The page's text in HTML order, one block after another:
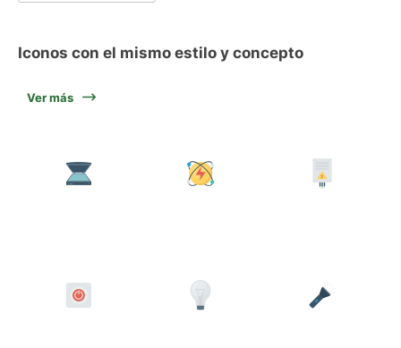
Iconos con el mismo estilo y concepto
Ver más